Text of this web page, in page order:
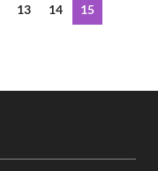
13 14 15